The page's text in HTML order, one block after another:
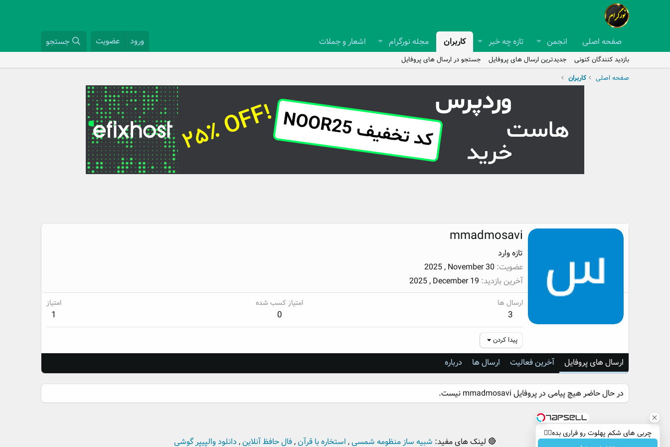
صفحه اصلی انجمن تازه چه خبر کاربران مجله نورگرام اشعار و جملات ورود عضویت جستجو
بازدید کنندگان کنونی جدیدترین ارسال های پروفایل
جستجو در ارسال های پروفایل
صفحه اصلی
کاربران
چربی های شکم پهلوت رو فراری بده👌🏻
mmadmosavi
تازه وارد
عضویت 2025 , November 30
آخرین بازدید 2025 , December 19
ارسال ها
3
امتیاز کسب شده
0
امتیاز
1
پیدا کردن
ارسال های پروفایل آخرین فعالیت ارسال ها درباره
در حال حاضر هیچ پیامی در پروفایل mmadmosavi نیست.
صفحه اصلی کاربران
🔴 لینک های مفید: شبیه ساز منظومه شمسی, استخاره با قرآن,فال حافظ آنلاین, دانلود والپیپر گوشی